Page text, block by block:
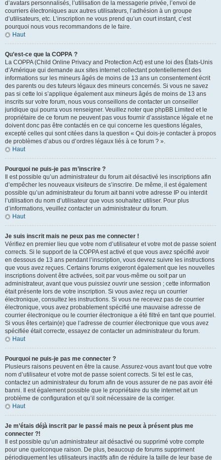
d’avatars personnalisés, l’utilisation de la messagerie privée, l’envoi de
courriers électroniques aux autres utilisateurs, l’adhésion à un groupe
d’utilisateurs, etc. L’inscription ne vous prend qu’un court instant, c’est
pourquoi nous vous recommandons de le faire.
Haut
Qu’est-ce que la COPPA ?
La COPPA (Child Online Privacy and Protection Act) est une loi des États-Unis
d’Amérique qui demande aux sites internet collectant potentiellement des
informations sur les mineurs âgés de moins de 13 ans un consentement écrit
des parents ou des tuteurs légaux des mineurs concernés. Si vous ne savez
pas si cette loi s’applique également aux mineurs âgés de moins de 13 ans
inscrits sur votre forum, nous vous conseillons de contacter un conseiller
juridique qui pourra vous renseigner. Veuillez noter que phpBB Limited et le
propriétaire de ce forum ne peuvent pas vous fournir d’assistance légale et ne
doivent donc pas être contactés en ce qui concerne les questions légales,
excepté celles qui sont citées dans la question « Qui dois-je contacter à propos
de problèmes d’abus ou d’ordres légaux liés à ce forum ? ».
Haut
Pourquoi ne puis-je pas m’inscrire ?
Il est possible qu’un administrateur du forum ait désactivé les inscriptions afin
d’empêcher les nouveaux visiteurs de s’inscrire. De même, il est également
possible qu’un administrateur du forum ait banni votre adresse IP ou interdit
l’utilisation du nom d’utilisateur que vous souhaitez utiliser. Pour plus
d’informations, veuillez contacter un administrateur du forum.
Haut
Je suis inscrit mais ne peux pas me connecter !
Vérifiez en premier lieu que votre nom d’utilisateur et votre mot de passe soient
corrects. Si le support de la COPPA est activé et que vous avez spécifié avoir
en dessous de 13 ans pendant l’inscription, vous devrez suivre les instructions
que vous avez reçues. Certains forums exigeront également que les nouvelles
inscriptions doivent être activées, soit par vous-même ou soit par un
administrateur, avant que vous puissiez ouvrir une session ; cette information
était présente lors de votre inscription. Si vous aviez reçu un courrier
électronique, consultez les instructions. Si vous ne recevez pas de courrier
électronique, vous avez probablement spécifié une mauvaise adresse de
courrier électronique ou le courrier électronique a été filtré en tant que pourriel.
Si vous êtes certain(e) que l’adresse de courrier électronique que vous avez
spécifiée était correcte, essayez de contacter un administrateur du forum.
Haut
Pourquoi ne puis-je pas me connecter ?
Plusieurs raisons peuvent en être la cause. Assurez-vous avant tout que votre
nom d’utilisateur et votre mot de passe soient corrects. Si tel est le cas,
contactez un administrateur du forum afin de vous assurer de ne pas avoir été
banni. Il est également possible que le propriétaire du site internet ait un
problème de configuration et qu’il soit nécessaire de la corriger.
Haut
Je m’étais déjà inscrit par le passé mais ne peux à présent plus me
connecter ?!
Il est possible qu’un administrateur ait désactivé ou supprimé votre compte
pour une quelconque raison. De plus, beaucoup de forums suppriment
périodiquement les utilisateurs inactifs afin de réduire la taille de leur base de